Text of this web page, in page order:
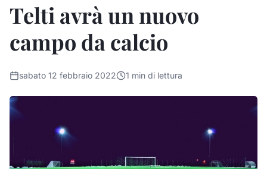
Telti avrà un nuovo
campo da calcio
sabato 12 febbraio 2022 1 min di lettura